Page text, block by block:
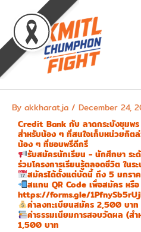
content
By akkharat.ja / December 24,
Credit Bank กับ ลาดกระบังชุมพร
สำหรับน้อง ๆ ที่สนใจเก็บหน่วยกิตล่
น้อง ๆ ที่ชอบพรีดีกรี
รับสมัครนักเรียน - นักศึกษา ระ
ร่วมโครงการเรียนรู้ตลอดชีวิต ใน
สมัครได้ตั้งแต่บัดนี้ ถึง 5 มกรา
สแกน QR Code เพื่อสมัคร หรือ
https://forms.gle/
ค่าลงทะเบียนสมัคร 2,500 บาท
ค่าธรรมเนียมการสอบวัดผล (สำ
1,500 บาท